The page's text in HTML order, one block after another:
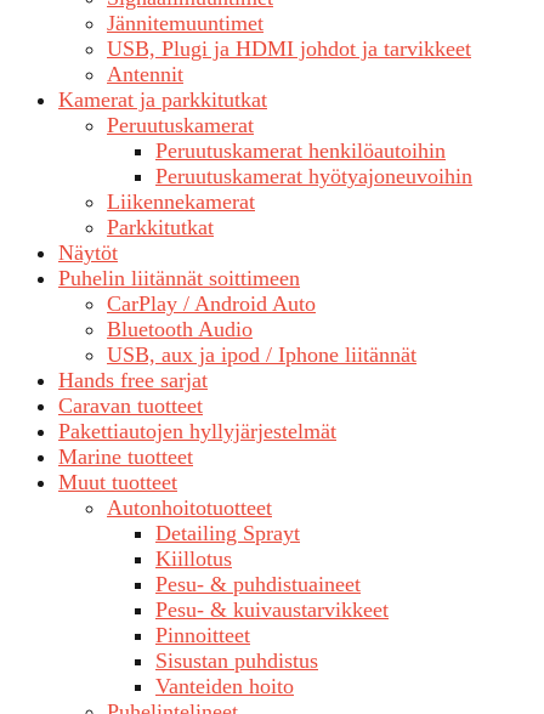
Jännitemuuntimet
USB, Plugi ja HDMI johdot ja tarvikkeet
Antennit
Kamerat ja parkkitutkat
Peruutuskamerat
Peruutuskamerat henkilöautoihin
Peruutuskamerat hyötyajoneuvoihin
Liikennekamerat
Parkkitutkat
Näytöt
Puhelin liitännät soittimeen
CarPlay / Android Auto
Bluetooth Audio
USB, aux ja ipod / Iphone liitännät
Hands free sarjat
Caravan tuotteet
Pakettiautojen hyllyjärjestelmät
Marine tuotteet
Muut tuotteet
Autonhoitotuotteet
Detailing Sprayt
Kiillotus
Pesu- & puhdistuaineet
Pesu- & kuivaustarvikkeet
Pinnoitteet
Sisustan puhdistus
Vanteiden hoito